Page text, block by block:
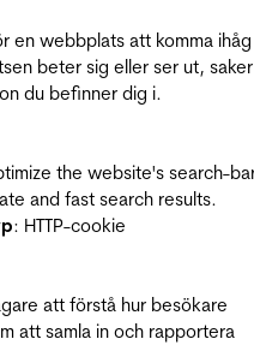
en webbplats att komma ihåg
beter sig eller ser ut,
du befinner dig i.
the website's search-
and fast search results.
: HTTP-cookie
att förstå hur besökare
att samla in och rapportera